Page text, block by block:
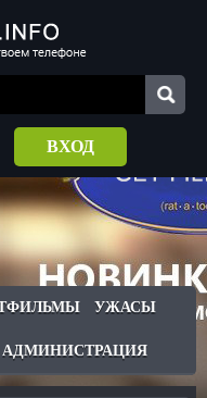
ВХОД
УЖАСЫ
АДМИНИСТРАЦИЯ